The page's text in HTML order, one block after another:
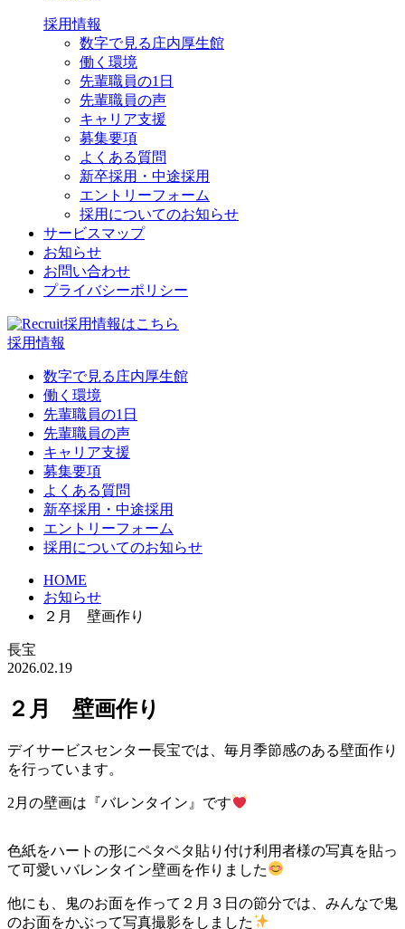
採用情報
数字で見る庄内厚生館
働く環境
先輩職員の1日
先輩職員の声
キャリア支援
募集要項
よくある質問
新卒採用・中途採用
エントリーフォーム
採用についてのお知らせ
サービスマップ
お知らせ
お問い合わせ
プライバシーポリシー
採用情報はこちら
採用情報
数字で見る庄内厚生館
働く環境
先輩職員の1日
先輩職員の声
キャリア支援
募集要項
よくある質問
新卒採用・中途採用
エントリーフォーム
採用についてのお知らせ
HOME
お知らせ
２月 壁画作り
長宝
2026.02.19
２月 壁画作り
デイサービスセンター長宝では、毎月季節感のある壁面作り
を行っています。
2月の壁画は『バレンタイン』です
色紙をハートの形にペタペタ貼り付け利用者様の写真を貼っ
て可愛いバレンタイン壁画を作りました
他にも、鬼のお面を作って２月３日の節分では、みんなで鬼
のお面をかぶって写真撮影をしました